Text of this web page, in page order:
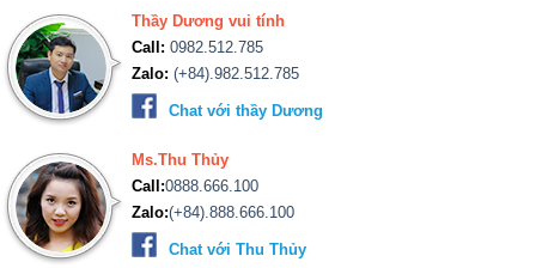
Thầy Dương vui tính
Call: 0982.512.785
Zalo: (+84).982.512.785
Chat với thầy Dương
Ms.Thu Thủy
Call:0888.666.100
Zalo:(+84).888.666.100
Chat với Thu Thủy